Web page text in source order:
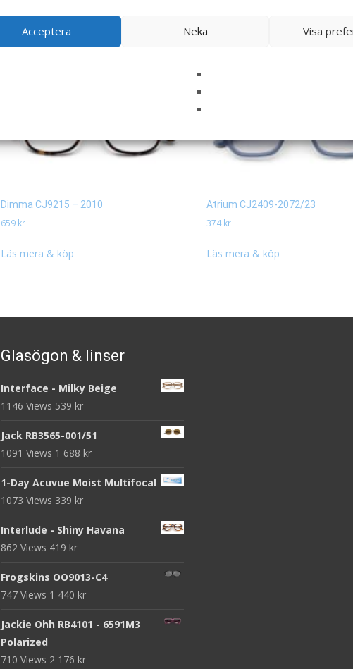
Acceptera Neka Visa
Dimma CJ9215 – 2010
659 kr
Läs mera & köp
Atrium CJ2409-2072/23
374kr
Läs mera & köp
Glasögon & linser
Interface - Milky Beige
1146 Views 539 kr
Jack RB3565-001/51
1091 Views 1 688 kr
1-Day Acuvue Moist Multifocal
1073 Views 339 kr
Interlude - Shiny Havana
862 Views 419 kr
Frogskins OO9013-C4
747 Views 1 440 kr
Jackie Ohh RB4101 - 6591M3
Polarized
710 Views 2 176 kr